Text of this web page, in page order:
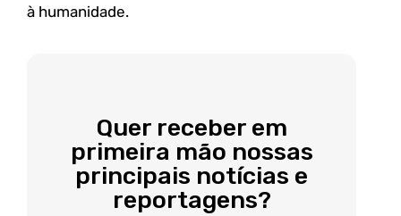
à humanidade.
Quer receber em
primeira mão nossas
principais notícias e
reportagens?